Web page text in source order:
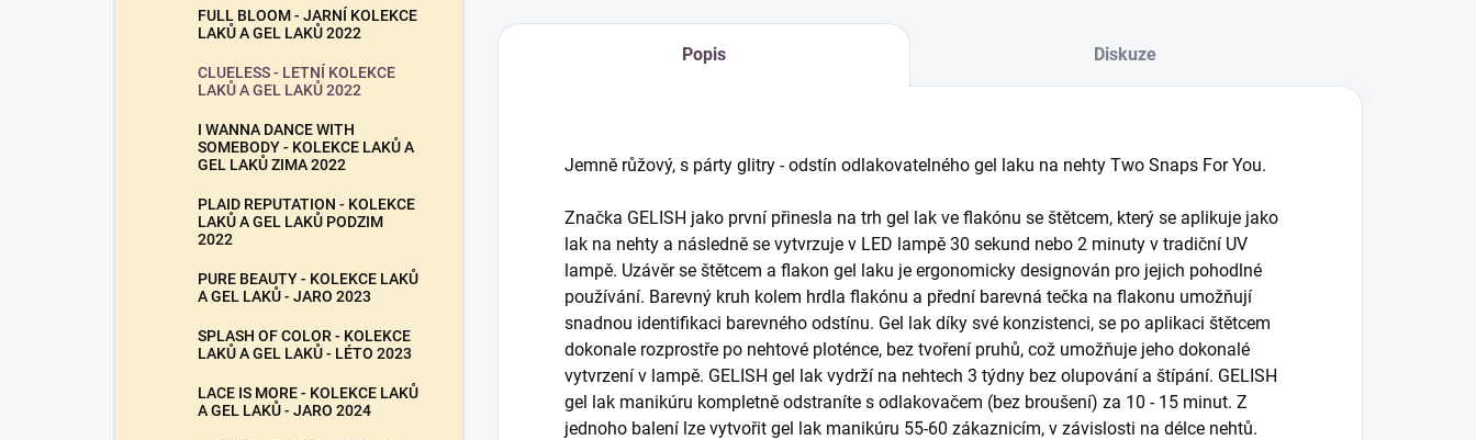
FULL BLOOM - JARNÍ KOLEKCE
LAKŮ A GEL LAKŮ 2022
CLUELESS - LETNÍ KOLEKCE
LAKŮ A GEL LAKŮ 2022
I WANNA DANCE WITH
SOMEBODY - KOLEKCE LAKŮ A
GEL LAKŮ ZIMA 2022
PLAID REPUTATION - KOLEKCE
LAKŮ A GEL LAKŮ PODZIM
2022
PURE BEAUTY - KOLEKCE LAKŮ
A GEL LAKŮ - JARO 2023
SPLASH OF COLOR - KOLEKCE
LAKŮ A GEL LAKŮ - LÉTO 2023
LACE IS MORE - KOLEKCE LAKŮ
A GEL LAKŮ - JARO 2024
Popis Diskuze
Jemně růžový, s párty glitry - odstín odlakovatelného gel laku na nehty Two Snaps For You.
Značka GELISH jako první přinesla na trh gel lak ve flakónu se štětcem, který se aplikuje jako
lak na nehty a následně se vytvrzuje v LED lampě 30 sekund nebo 2 minuty v tradiční UV
lampě. Uzávěr se štětcem a flakon gel laku je ergonomicky designován pro jejich pohodlné
používání. Barevný kruh kolem hrdla flakónu a přední barevná tečka na flakonu umožňují
snadnou identifikaci barevného odstínu. Gel lak díky své konzistenci, se po aplikaci štětcem
dokonale rozprostře po nehtové ploténce, bez tvoření pruhů, což umožňuje jeho dokonalé
vytvrzení v lampě. GELISH gel lak vydrží na nehtech 3 týdny bez olupování a štípání. GELISH
gel lak manikúru kompletně odstraníte s odlakovačem (bez broušení) za 10 - 15 minut. Z
jednoho balení lze vytvořit gel lak manikúru 55-60 zákaznicím, v závislosti na délce nehtů.